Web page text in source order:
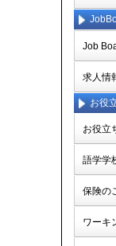
Job
求人情
お役
お役立
語学学
保険の
ワーキ